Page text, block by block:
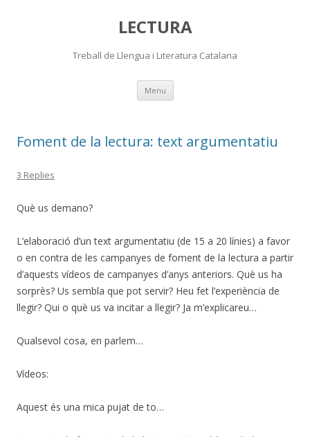
LECTURA
Treball de Llengua i Literatura Catalana
Menu Skip
content
Foment de la lectura: text argumentatiu
3 Replies
Què us demano?
L’elaboració d’un text argumentatiu (de 15 a 20 línies) a favor
o en contra de les campanyes de foment de la lectura a partir
d’aquests vídeos de campanyes d’anys anteriors. Què us ha
sorprès? Us sembla que pot servir? Heu fet l’experiència de
llegir? Qui o què us va incitar a llegir? Ja m’explicareu…
Qualsevol cosa, en parlem…
Vídeos:
Aquest és una mica pujat de to…